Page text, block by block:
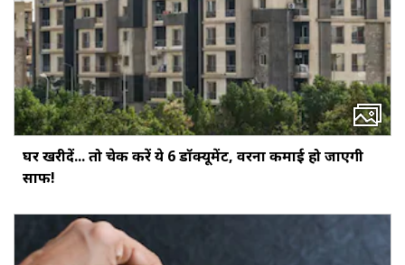
घर खरीदें... तो चेक करें ये 6 डॉक्‍यूमेंट, वरना कमाई हो जाएगी
साफ!